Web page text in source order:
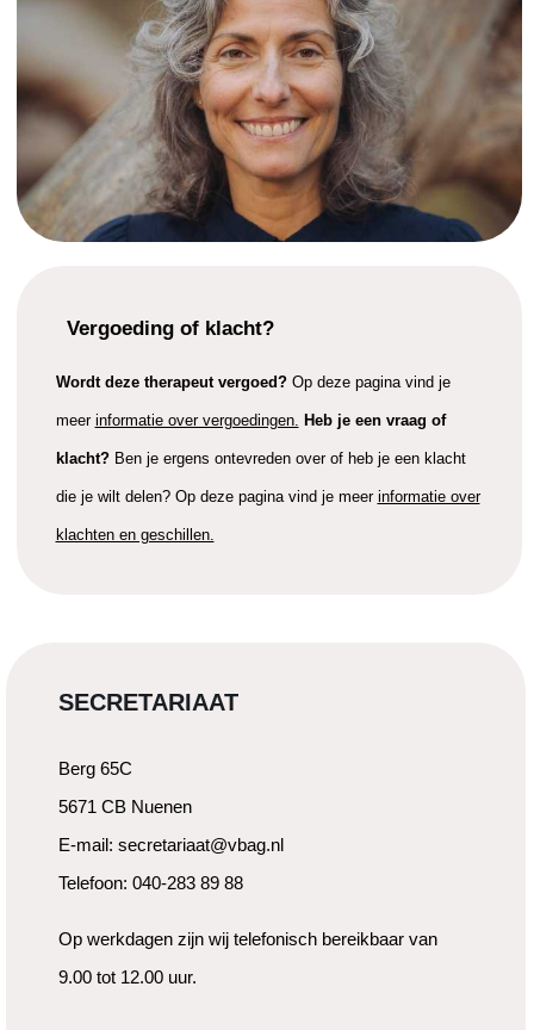
Vergoeding of klacht?
Wordt deze therapeut vergoed?Op deze pagina vind je
meer informatie over vergoedingen. Heb je een vraag of
klacht? Ben je ergens ontevreden over of heb je een klacht
die je wilt delen? Op deze pagina vind je meer informatie over
klachten en geschillen.
SECRETARIAAT
Berg 65C
5671 CB Nuenen
E-mail: secretariaat@vbag.nl
Telefoon: 040-283 89 88
Op werkdagen zijn wij telefonisch bereikbaar van
9.00 tot 12.00 uur.